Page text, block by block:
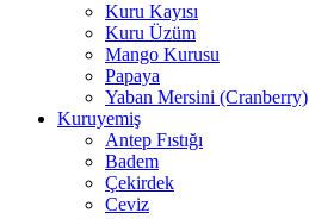
Kuru Kayısı
Kuru Üzüm
Mango Kurusu
Papaya
Yaban Mersini (Cranberry)
Kuruyemiş
Antep Fıstığı
Badem
Çekirdek
Ceviz